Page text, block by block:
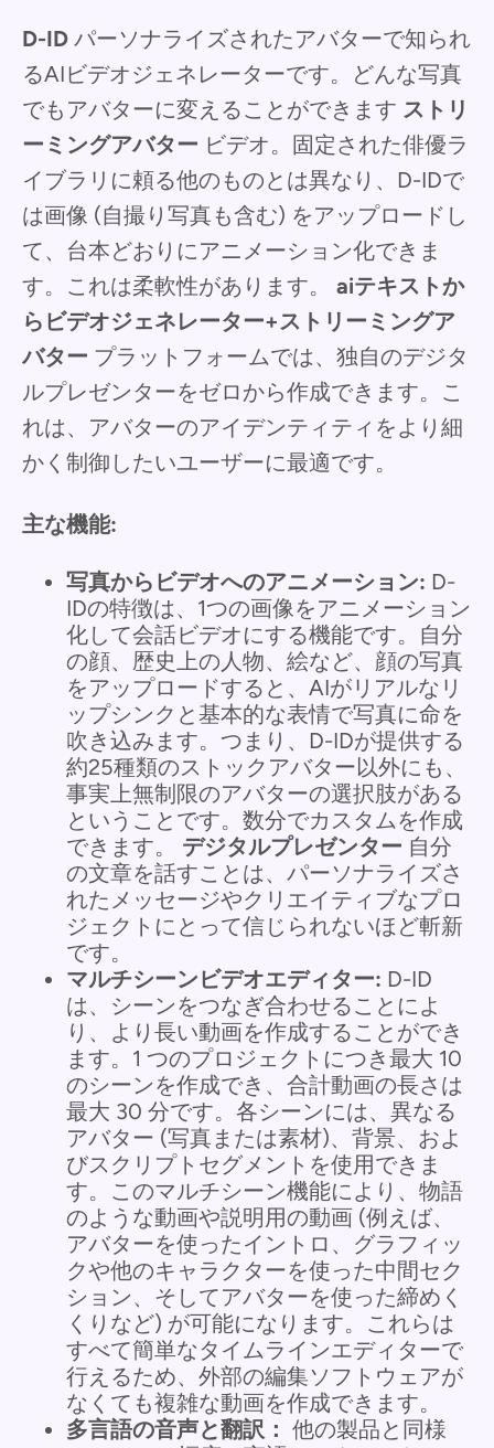
D-ID パーソナライズされたアバターで知られ
るAIビデオジェネレーターです。どんな写真
でもアバターに変えることができます ストリ
ーミングアバター ビデオ。固定された俳優ラ
イブラリに頼る他のものとは異なり、D-IDで
は画像 (自撮り写真も含む) をアップロードし
て、台本どおりにアニメーション化できま
す。これは柔軟性があります。 aiテキストか
らビデオジェネレーター+ストリーミングア
バター プラットフォームでは、独自のデジタ
ルプレゼンターをゼロから作成できます。こ
れは、アバターのアイデンティティをより細
かく制御したいユーザーに最適です。
主な機能:
写真からビデオへのアニメーション: D-
IDの特徴は、1つの画像をアニメーション
化して会話ビデオにする機能です。自分
の顔、歴史上の人物、絵など、顔の写真
をアップロードすると、AIがリアルなリ
ップシンクと基本的な表情で写真に命を
吹き込みます。つまり、D-IDが提供する
約25種類のストックアバター以外にも、
事実上無制限のアバターの選択肢がある
ということです。数分でカスタムを作成
できます。 デジタルプレゼンター 自分
の文章を話すことは、パーソナライズさ
れたメッセージやクリエイティブなプロ
ジェクトにとって信じられないほど斬新
です。
マルチシーンビデオエディター: D-ID
は、シーンをつなぎ合わせることによ
り、より長い動画を作成することができ
ます。1 つのプロジェクトにつき最大 10
のシーンを作成でき、合計動画の長さは
最大 30 分です。各シーンには、異なる
アバター (写真または素材)、背景、およ
びスクリプトセグメントを使用できま
す。このマルチシーン機能により、物語
のような動画や説明用の動画 (例えば、
アバターを使ったイントロ、グラフィッ
クや他のキャラクターを使った中間セク
ション、そしてアバターを使った締めく
くりなど) が可能になります。これらは
すべて簡単なタイムラインエディターで
行えるため、外部の編集ソフトウェアが
なくても複雑な動画を作成できます。
多言語の音声と翻訳： 他の製品と同様